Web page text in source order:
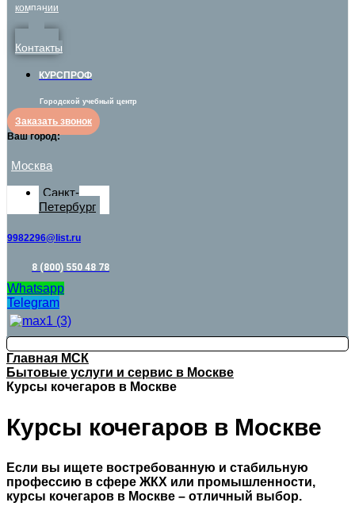
компании
Контакты
КУРСПРОФ
Городской учебный центр
Заказать звонок
Ваш город:
Москва
Санкт-
Петербург
9982296@list.ru
8 (800) 550 48 78
Whatsapp
Telegram
Главная МСК
Бытовые услуги и сервис в Москве
Курсы кочегаров в Москве
Курсы кочегаров в Москве
Если вы ищете востребованную и стабильную
профессию в сфере ЖКХ или промышленности,
курсы кочегаров в Москве – отличный выбор.